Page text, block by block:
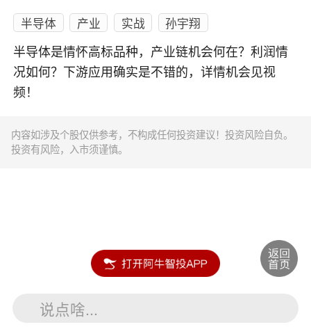
半导体 产业 实战 孙宇翔
半导体是情怀高标品种，产业链机会何在？利润情
况如何？下游应用确实是不错的，详情机会见视
频！
内容如涉及个股仅供参考，不构成任何投资建议！投资风险自负。
投资有风险，入市须谨慎。
说点啥...